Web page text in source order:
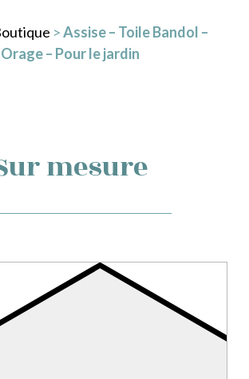
>Assise – Toile Bandol –
Orage – Pour le jardin
mesure